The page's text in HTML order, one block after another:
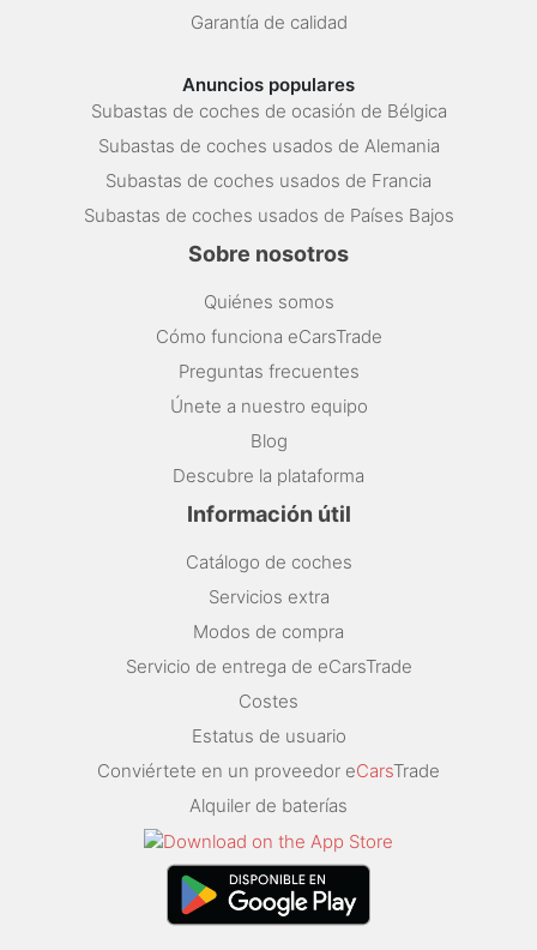
Garantía de calidad
Anuncios populares
Subastas de coches de ocasión de Bélgica
Subastas de coches usados de Alemania
Subastas de coches usados de Francia
Subastas de coches usados de Países Bajos
Sobre nosotros
Quiénes somos
Cómo funciona eCarsTrade
Preguntas frecuentes
Únete a nuestro equipo
Blog
Descubre la plataforma
Información útil
Catálogo de coches
Servicios extra
Modos de compra
Servicio de entrega de eCarsTrade
Costes
Estatus de usuario
Conviértete en un proveedor eCarsTrade
Alquiler de baterías